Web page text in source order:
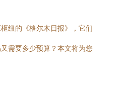
纽的《格尔木日报》，它们
需要多少预算？本文将为您